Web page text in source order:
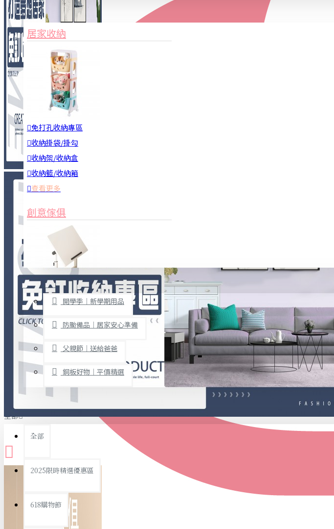
3C周邊
居家安全
居家清潔
查看更多
餐飲廚具
廚房收納
烘焙用具
隨身餐具
查看更多
文具禮品
事務用品
文具收納
書寫用品
衛浴用品
家俱&收納
居家收納
免打孔收納專區
收納掛袋/掛勾
收納架/收納盒
收納籃/收納箱
查看更多
創意傢俱
桌子/椅子
置物架/收納櫃
其他
免打孔收納專區
限時促銷
開學季｜新學期用品
防颱備品｜居家安心準備
父親節｜送給爸爸
銅板好物｜平價精選
全部
全部
2025限時精選優惠區
618購物節